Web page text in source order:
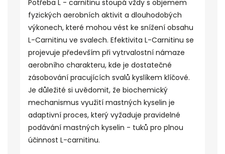
Potřeba L - carnitinu stoupá vždy s objemem
fyzických aerobních aktivit a dlouhodobých
výkonech, které mohou vést ke snížení obsahu
L-Carnitinu ve svalech. Efektivita L-Carnitinu se
projevuje především při vytrvalostní námaze
aerobního charakteru, kde je dostatečné
zásobování pracujících svalů kyslíkem klíčové.
Je důležité si uvědomit, že biochemický
mechanismus využití mastných kyselin je
adaptivní proces, který vyžaduje pravidelné
podávání mastných kyselin - tuků pro plnou
účinnost L-carnitinu.